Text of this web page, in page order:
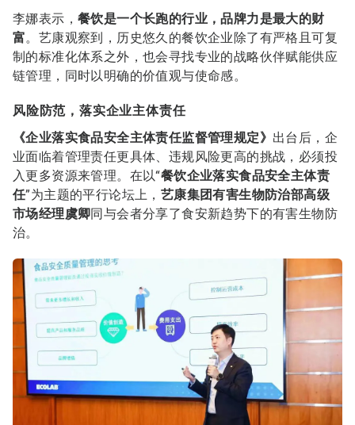
李娜表示， 餐饮是一个长跑的行业，品牌力是最大的财
富。艺康观察到，历史悠久的餐饮企业除了有严格且可复
制的标准化体系之外，也会寻找专业的战略伙伴赋能供应
链管理，同时以明确的价值观与使命感。
风险防范，落实企业主体责任
《企业落实食品安全主体责任监督管理规定》 出台后，企
业面临着管理责任更具体、违规风险更高的挑战，必须投
入更多资源来管理。在以“餐饮企业落实食品安全主体责
任”为主题的平行论坛上， 艺康集团有害生物防治部高级
市场经理虞卿同与会者分享了食安新趋势下的有害生物防
治。